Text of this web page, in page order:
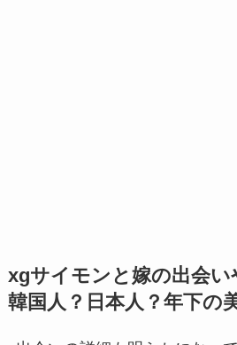
xgサイモンと嫁の出会い
韓国人？日本人？年下の